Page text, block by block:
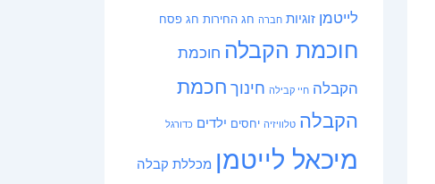
לייטמן זוגיות חברה חג החירות חג פסח
חוכמת הקבלה חוכמת
הקבלה חיי קבילה חינוך חכמת
הקבלה טלוויזיה יחסים ילדים כדורגל
מיכאל לייטמן מכללת קבלה